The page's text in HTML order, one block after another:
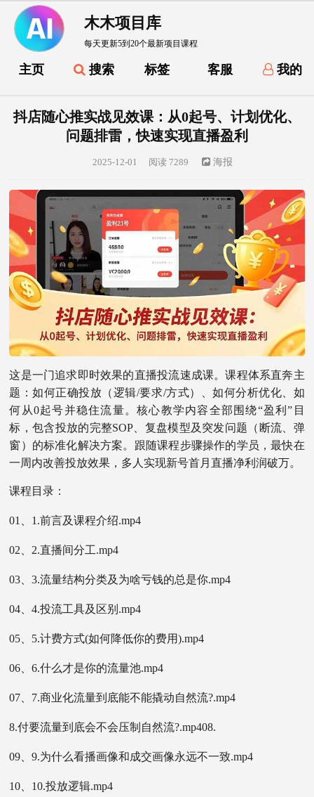
木木项目库
每天更新5到20个最新项目课程
主页 搜索 标签 客服 我的
抖店随心推实战见效课：从0起号、计划优化、
问题排雷，快速实现直播盈利
2025-12-01 阅读 7289 海报
这是一门追求即时效果的直播投流速成课。课程体系直奔主
题：如何正确投放（逻辑/要求/方式）、如何分析优化、如
何从0起号并稳住流量。核心教学内容全部围绕“盈利”目
标，包含投放的完整SOP、复盘模型及突发问题（断流、弹
窗）的标准化解决方案。跟随课程步骤操作的学员，最快在
一周内改善投放效果，多人实现新号首月直播净利润破万。
课程目录：
01、1.前言及课程介绍.mp4
02、2.直播间分工.mp4
03、3.流量结构分类及为啥亏钱的总是你.mp4
04、4.投流工具及区别.mp4
05、5.计费方式(如何降低你的费用).mp4
06、6.什么才是你的流量池.mp4
07、7.商业化流量到底能不能撬动自然流?.mp4
8.付要流量到底会不会压制自然流?.mp408.
09、9.为什么看播画像和成交画像永远不一致.mp4
10、10.投放逻辑.mp4